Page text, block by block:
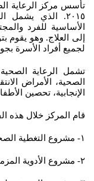
تأسس مركز الرعاية
٢٠١٥. الذي يشمل
الأساسية للفرد
إلى العلاج. وهو يقوم
لجميع أفراد الأسرة
تشمل الرعاية الصحية
الصحية، الأمراض
الإنجابية، تحصين
قام المركز خلال هذه